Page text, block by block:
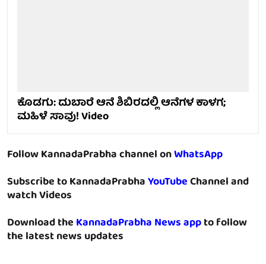
ಕೊಡಗು: ದುಬಾರೆ ಆನೆ ಶಿಬಿರದಲ್ಲಿ ಆನೆಗಳ ಕಾಳಗ;
ಮಹಿಳೆ ಸಾವು! Video
Follow KannadaPrabha channel onWhatsApp
Subscribe to KannadaPrabhaYouTubeChannel and
watch Videos
Download theKannadaPrabha News appto follow
the latest news updates